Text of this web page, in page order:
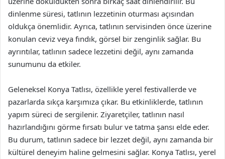
dinlenme süresi, tatlının lezzetinin oturması açısından
oldukça önemlidir. Ayrıca, tatlının servisinden önce üzerine
konulan ceviz veya fındık, görsel bir zenginlik sağlar. Bu
ayrıntılar, tatlının sadece lezzetini değil, aynı zamanda
sunumunu da etkiler.
Geleneksel Konya Tatlısı, özellikle yerel festivallerde ve
pazarlarda sıkça karşımıza çıkar. Bu etkinliklerde, tatlının
yapım süreci de sergilenir. Ziyaretçiler, tatlının nasıl
hazırlandığını görme fırsatı bulur ve tatma şansı elde eder.
Bu durum, tatlının sadece bir lezzet değil, aynı zamanda bir
kültürel deneyim haline gelmesini sağlar. Konya Tatlısı, yerel